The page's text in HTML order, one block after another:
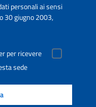
personali ai sensi
30 giugno 2003,
per ricevere
sede